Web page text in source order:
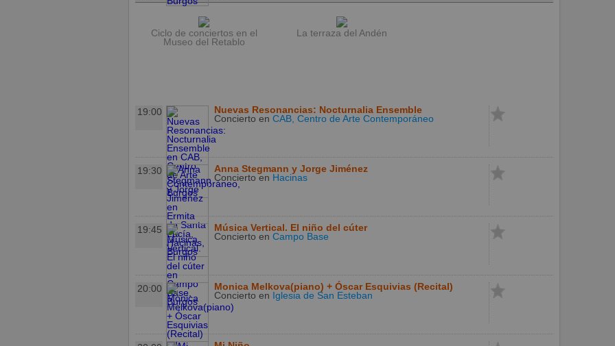
Ciclo de conciertos en el
Museo del Retablo
La terraza del Andén
19:00
Nuevas Resonancias: Nocturnalia Ensemble
Concierto en CAB, Centro de Arte Contemporáneo
19:30
Anna Stegmann y Jorge Jiménez
Concierto en Hacinas
19:45
Música Vertical. El niño del cúter
Concierto en Campo Base
20:00
Monica Melkova(piano) + Óscar Esquivias (Recital)
Concierto en Iglesia de San Esteban